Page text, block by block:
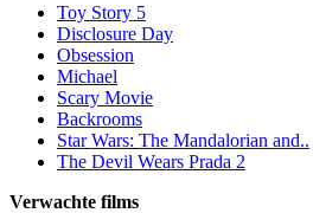
Toy Story 5
Disclosure Day
Obsession
Michael
Scary Movie
Backrooms
Star Wars: The Mandalorian and..
The Devil Wears Prada 2
Verwachte films